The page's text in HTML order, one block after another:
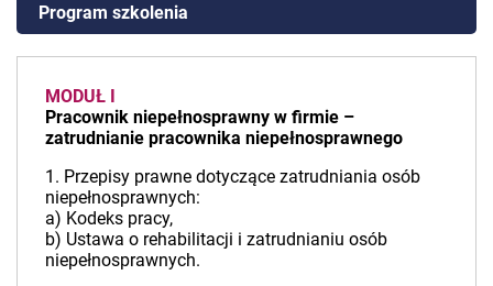
Program szkolenia
MODUŁ I
Pracownik niepełnosprawny w firmie –
zatrudnianie pracownika niepełnosprawnego
1. Przepisy prawne dotyczące zatrudniania osób
niepełnosprawnych:
a) Kodeks pracy,
b) Ustawa o rehabilitacji i zatrudnianiu osób
niepełnosprawnych.